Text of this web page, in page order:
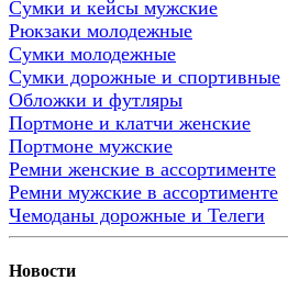
Сумки и кейсы мужские
Рюкзаки молодежные
Сумки молодежные
Сумки дорожные и спортивные
Обложки и футляры
Портмоне и клатчи женские
Портмоне мужские
Ремни женские в ассортименте
Ремни мужские в ассортименте
Чемоданы дорожные и Телеги
Новости